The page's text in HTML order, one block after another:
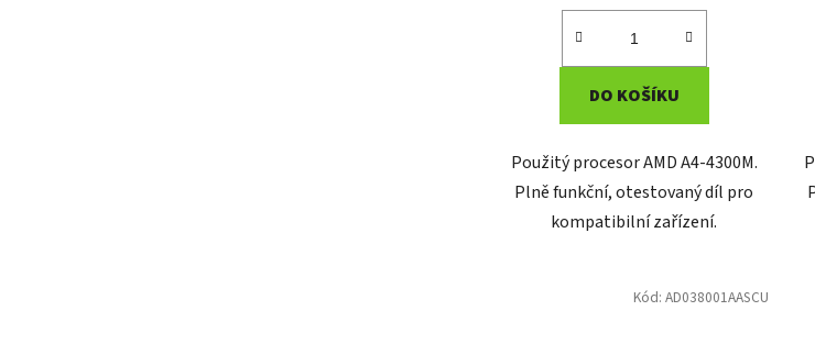
DO KOŠÍKU
Použitý procesor AMD A4-4300M.
Plně funkční, otestovaný díl pro
kompatibilní zařízení.
Kód: AD038001AASCU